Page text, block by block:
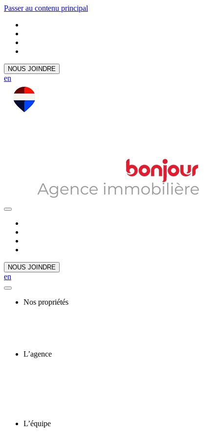
Passer au contenu principal
NOUS JOINDRE
en
NOUS JOINDRE
en
Nos propriétés
L’agence
L’équipe